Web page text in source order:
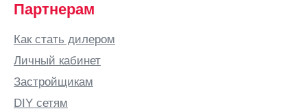
Партнерам
Как стать дилером
Личный кабинет
Застройщикам
DIY сетям